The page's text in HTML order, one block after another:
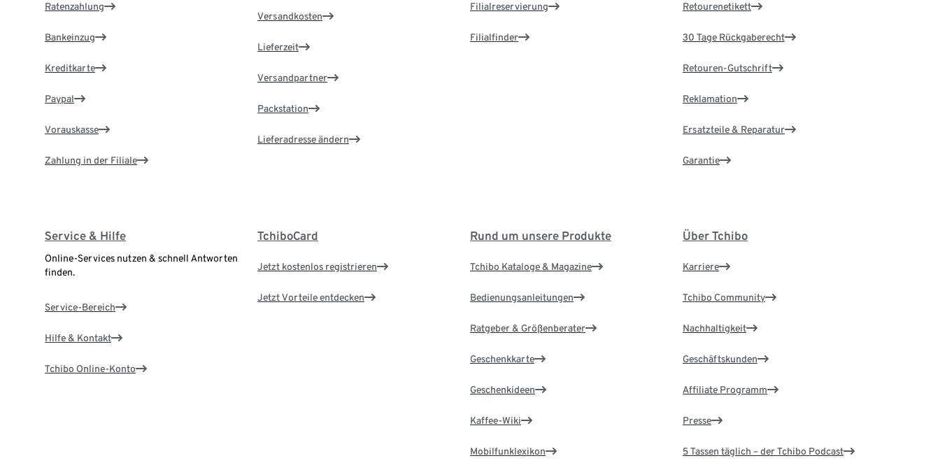
Ratenzahlung
Bankeinzug
Kreditkarte
Paypal
Vorauskasse
Zahlung in der Filiale
Versandkosten
Lieferzeit
Versandpartner
Packstation
Lieferadresse ändern
Filialreservierung
Filialfinder
Retourenetikett
30 Tage Rückgaberecht
Retouren-Gutschrift
Reklamation
Ersatzteile & Reparatur
Garantie
Service & Hilfe
Online-Services nutzen & schnell Antworten
finden.
Service-Bereich
Hilfe & Kontakt
Tchibo Online-Konto
TchiboCard
Jetzt kostenlos registrieren
Jetzt Vorteile entdecken
Rund um unsere Produkte
Tchibo Kataloge & Magazine
Bedienungsanleitungen
Ratgeber & Größenberater
Geschenkkarte
Geschenkideen
Kaffee-Wiki
Mobilfunklexikon
Über Tchibo
Karriere
Tchibo Community
Nachhaltigkeit
Geschäftskunden
Affiliate Programm
Presse
5 Tassen täglich – der Tchibo Podcast